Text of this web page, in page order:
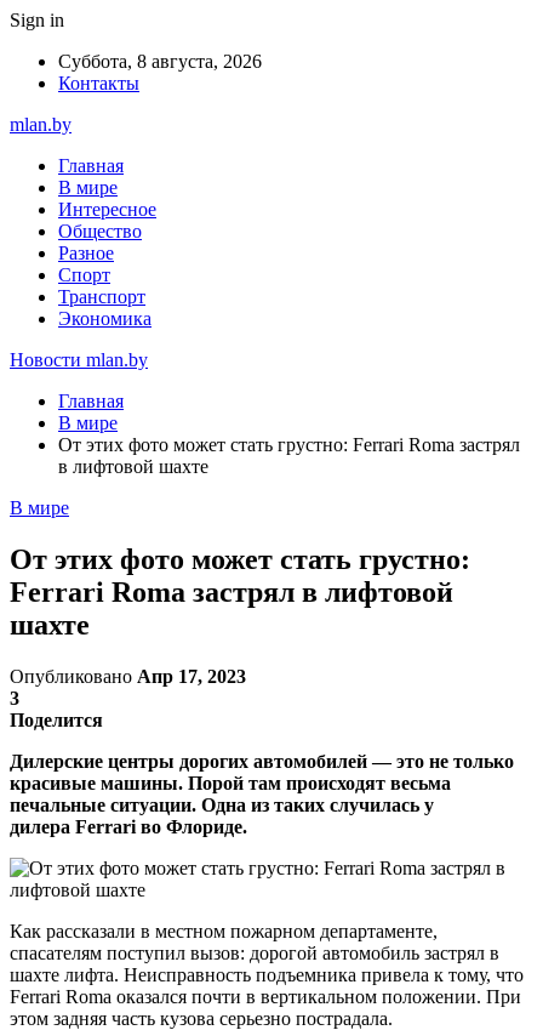
Sign in
Суббота, 8 августа, 2026
Контакты
mlan.by
Главная
В мире
Интересное
Общество
Разное
Спорт
Транспорт
Экономика
Новости mlan.by
Главная
В мире
От этих фото может стать грустно: Ferrari Roma застрял
в лифтовой шахте
В мире
От этих фото может стать грустно:
Ferrari Roma застрял в лифтовой
шахте
Опубликовано Апр 17, 2023
3
Поделится
Дилерские центры дорогих автомобилей — это не только
красивые машины. Порой там происходят весьма
печальные ситуации. Одна из таких случилась у
дилера Ferrari во Флориде.
Как рассказали в местном пожарном департаменте,
спасателям поступил вызов: дорогой автомобиль застрял в
шахте лифта. Неисправность подъемника привела к тому, что
Ferrari Roma оказался почти в вертикальном положении. При
этом задняя часть кузова серьезно пострадала.